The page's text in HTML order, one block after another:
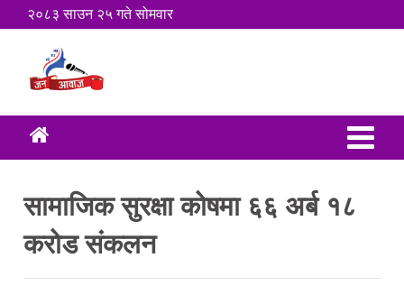
२०८३ साउन २५ गते सोमवार
सामाजिक सुरक्षा कोषमा ६६ अर्ब १८
करोड संकलन